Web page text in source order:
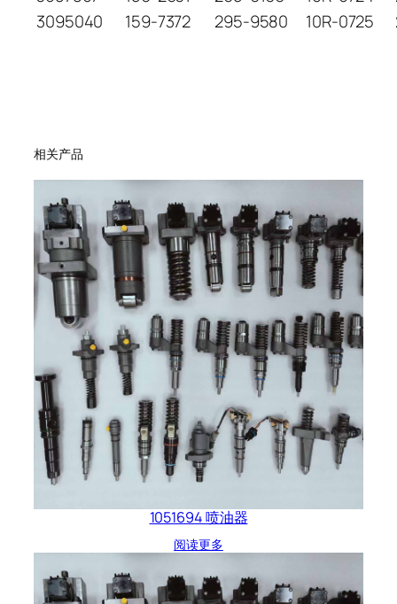
3095040
159-7372 295-9580 10R-0725
相关产品
1051694 喷油器
阅读更多